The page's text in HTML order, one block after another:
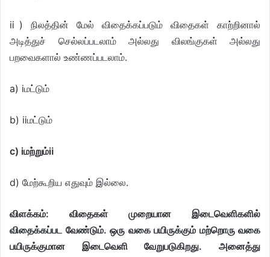
ⅱ) நிலத்தின் மேல் விதைக்கப்படும் விதைகள் காற்றினால்
அடித்துச் செல்லப்படலாம் அல்லது விலங்குகள் அல்லது
பறவைகளால் உண்ணப்படலாம்.
a) ⅰமட்டும்
b) ⅱமட்டும்
c) ⅰமற்றும்ⅱ
d) மேற்கூறிய எதுவும் இல்லை.
விளக்கம்: விதைகள் முறையான இடைவெளிகளில்
விதைக்கப்பட வேண்டும். ஒரு வகை பயிருக்கும் மற்றொரு வகை
பயிருக்குமான இடைவெளி வேறுபடுகிறது. அனைத்து